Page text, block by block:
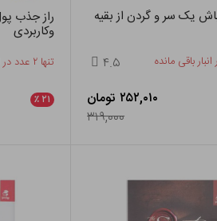
یک سر و گردن از بقیه
۴.۵
۲۵۲,۰۱۰ تومان
۳۱۹,۰۰۰
وکاربردی
تنها ۲ عدد در انبار باقی مانده
۲۱ ٪